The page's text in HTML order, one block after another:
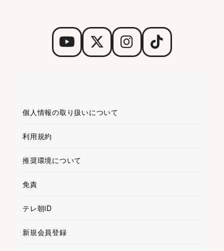
個人情報の取り扱いについて
利用規約
推奨環境について
免責
テレ朝iD
新規会員登録